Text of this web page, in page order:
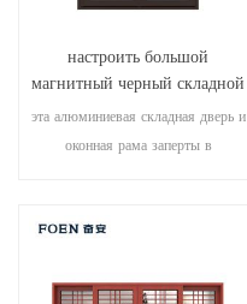
настроить большой
магнитный черный складной
двери прочного
использования
эта алюминиевая складная дверь и
оконная рама заперты в
характеристики превосходны.
удовлетворения различных